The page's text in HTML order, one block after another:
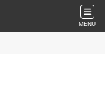
MENU